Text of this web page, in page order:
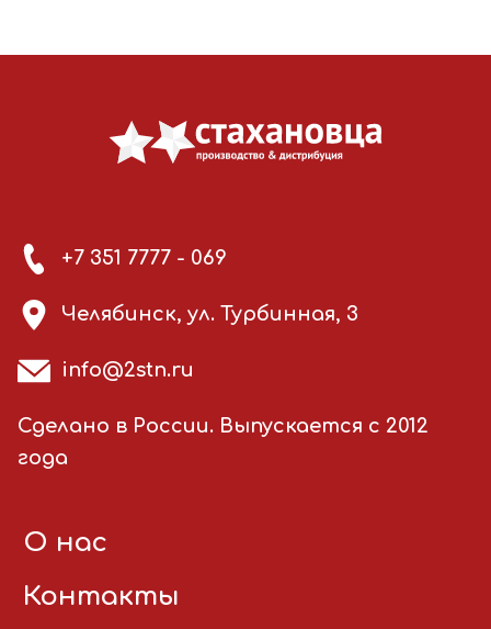
+7 351 7777 - 069
Челябинск, ул. Турбинная, 3
info@2stn.ru
Сделано в России. Выпускается с 2012
года
О нас
Контакты